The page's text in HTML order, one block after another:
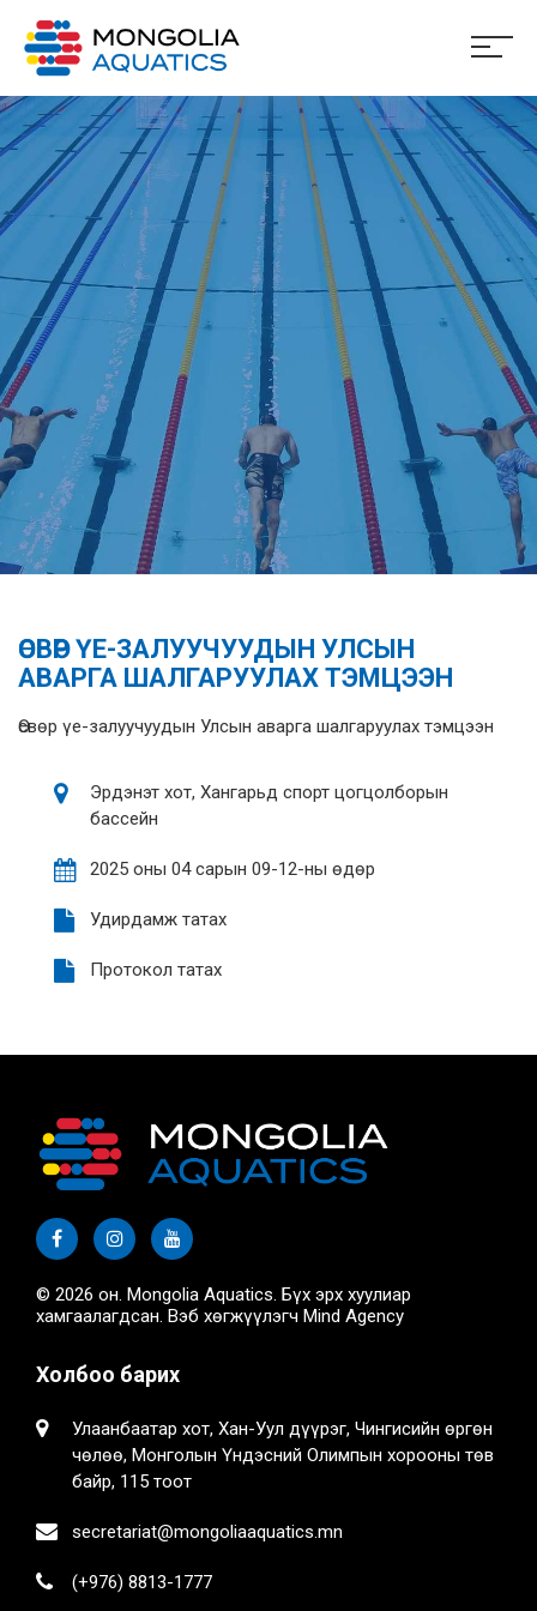
ӨСВӨР ҮЕ-ЗАЛУУЧУУДЫН УЛСЫН
АВАРГА ШАЛГАРУУЛАХ ТЭМЦЭЭН
Өсвөр үе-залуучуудын Улсын аварга шалгаруулах тэмцээн
Эрдэнэт хот, Хангарьд спорт цогцолборын
бассейн
2025 оны 04 сарын 09-12-ны өдөр
Удирдамж татах
Протокол татах
© 2026 он. Mongolia Aquatics. Бүх эрх хуулиар
хамгаалагдсан. Вэб хөгжүүлэгч Mind Agency
Холбоо барих
Улаанбаатар хот, Хан-Уул дүүрэг, Чингисийн өргөн
чөлөө, Монголын Үндэсний Олимпын хорооны төв
байр, 115 тоот
secretariat@mongoliaaquatics.mn
(+976) 8813-1777